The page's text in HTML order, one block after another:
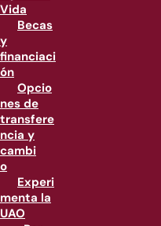
Vida
Becas
y
financiaci
ón
Opcio
nes de
transfere
ncia y
cambi
o
Experi
menta la
UAO